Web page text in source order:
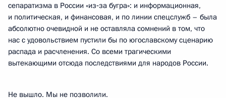
сепаратизма в России «из‑за бугра»: и информационная,
и политическая, и финансовая, и по линии спецслужб – была
абсолютно очевидной и не оставляла сомнений в том, что
нас с удовольствием пустили бы по югославскому сценарию
распада и расчленения. Со всеми трагическими
вытекающими отсюда последствиями для народов России.
Не вышло. Мы не позволили.